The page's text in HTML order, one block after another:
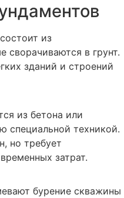
из
сворачиваются в грунт.
зданий и строений
из бетона или
специальной техникой.
но требует
затрат.
бурение скважины